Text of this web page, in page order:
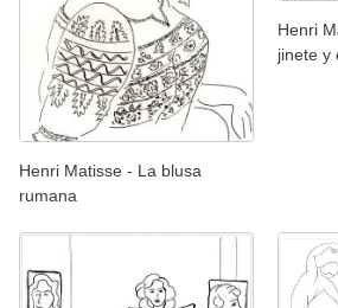
Henri Matisse - La blusa
rumana
Henri
jinete y